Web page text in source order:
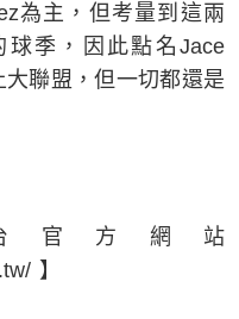
為主，但考量到這兩
季，因此點名Jace
聯盟，但一切都還是
官方網站
】